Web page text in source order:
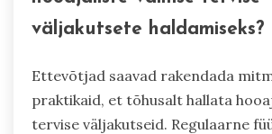
väljakutsete haldamiseks?
Ettevõtjad saavad rakendada
praktikaid, et tõhusalt hallata
tervise väljakutseid. Regulaarne